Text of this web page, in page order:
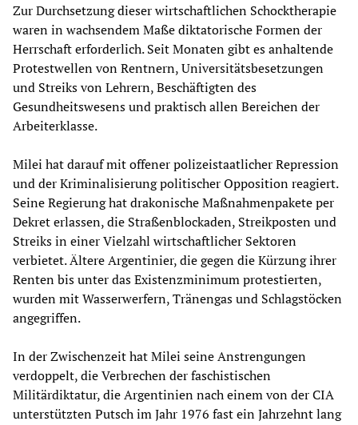
Zur Durchsetzung dieser wirtschaftlichen Schocktherapie
waren in wachsendem Maße diktatorische Formen der
Herrschaft erforderlich. Seit Monaten gibt es anhaltende
Protestwellen von Rentnern, Universitätsbesetzungen
und Streiks von Lehrern, Beschäftigten des
Gesundheitswesens und praktisch allen Bereichen der
Arbeiterklasse.
Milei hat darauf mit offener polizeistaatlicher Repression
und der Kriminalisierung politischer Opposition reagiert.
Seine Regierung hat drakonische Maßnahmenpakete per
Dekret erlassen, die Straßenblockaden, Streikposten und
Streiks in einer Vielzahl wirtschaftlicher Sektoren
verbietet. Ältere Argentinier, die gegen die Kürzung ihrer
Renten bis unter das Existenzminimum protestierten,
wurden mit Wasserwerfern, Tränengas und Schlagstöcken
angegriffen.
In der Zwischenzeit hat Milei seine Anstrengungen
verdoppelt, die Verbrechen der faschistischen
Militärdiktatur, die Argentinien nach einem von der CIA
unterstützten Putsch im Jahr 1976 fast ein Jahrzehnt lang